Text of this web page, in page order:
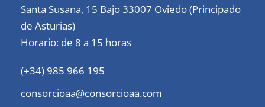
Santa Susana, 15 Bajo 33007 Oviedo (Principado
de Asturias)
Horario: de 8 a 15 horas
(+34) 985 966 195
consorcioaa@consorcioaa.com